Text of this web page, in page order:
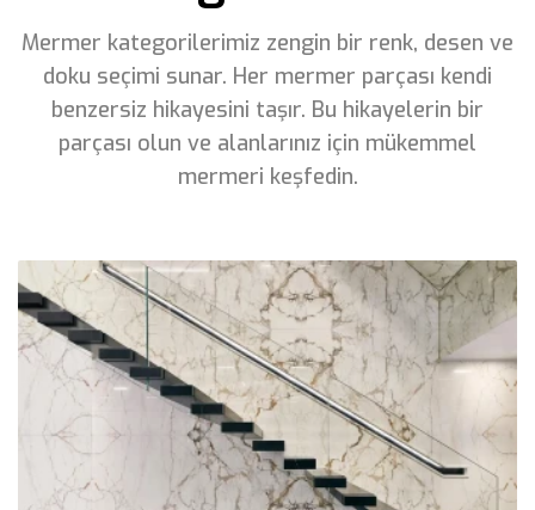
Mermer kategorilerimiz zengin bir renk, desen ve
doku seçimi sunar. Her mermer parçası kendi
benzersiz hikayesini taşır. Bu hikayelerin bir
parçası olun ve alanlarınız için mükemmel
mermeri keşfedin.